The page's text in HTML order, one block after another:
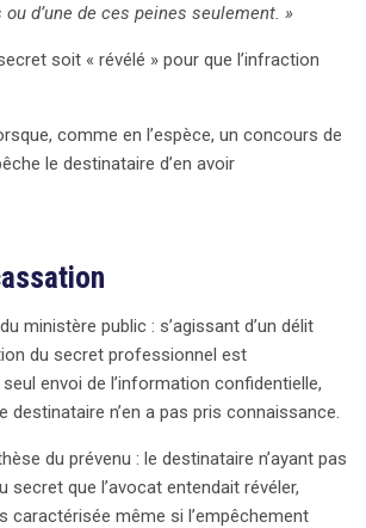
d’une de ces peines seulement. »
soit « révélé » pour que l’infraction
comme en l’espèce, un concours de
le destinataire d’en avoir
ministère public : s’agissant d’un délit
du secret professionnel est
envoi de l’information confidentielle,
destinataire n’en a pas pris connaissance.
du prévenu : le destinataire n’ayant pas
secret que l’avocat entendait révéler,
caractérisée même si l’empêchement